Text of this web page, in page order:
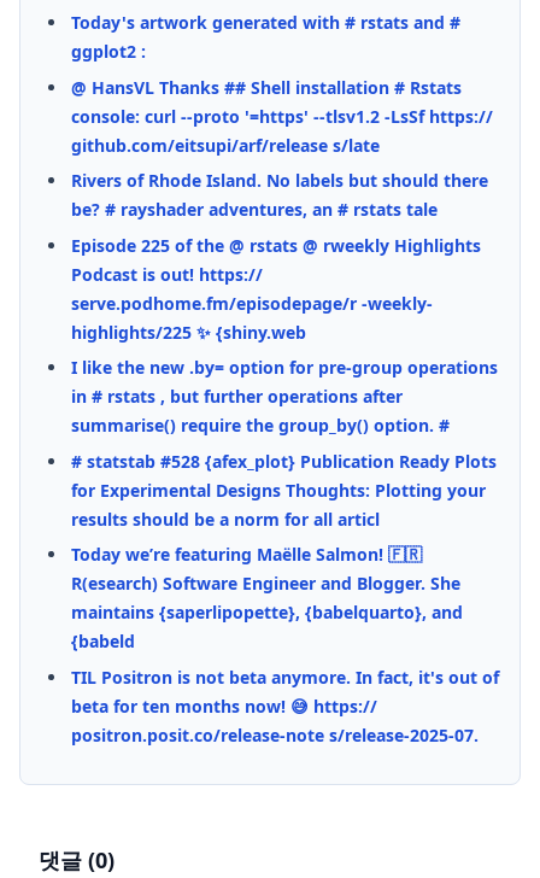
Today's artwork generated with # rstats and #
ggplot2 :
@ HansVL Thanks ## Shell installation # Rstats
console: curl --proto '=https' --tlsv1.2 -LsSf https://
github.com/eitsupi/arf/release s/late
Rivers of Rhode Island. No labels but should there
be? # rayshader adventures, an # rstats tale
Episode 225 of the @ rstats @ rweekly Highlights
Podcast is out! https://
serve.podhome.fm/episodepage/r -weekly-
highlights/225 ✨ {shiny.web
I like the new .by= option for pre-group operations
in # rstats , but further operations after
summarise() require the group_by() option. #
# statstab #528 {afex_plot} Publication Ready Plots
for Experimental Designs Thoughts: Plotting your
results should be a norm for all articl
Today we’re featuring Maëlle Salmon! 🇫🇷
R(esearch) Software Engineer and Blogger. She
maintains {saperlipopette}, {babelquarto}, and
{babeld
TIL Positron is not beta anymore. In fact, it's out of
beta for ten months now! 😅 https://
positron.posit.co/release-note s/release-2025-07.
댓글 (0)